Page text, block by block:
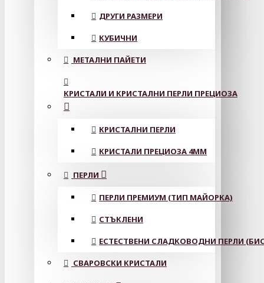
ДРУГИ РАЗМЕРИ
КУБИЧНИ
МЕТАЛНИ ПАЙЕТИ
КРИСТАЛИ И КРИСТАЛНИ ПЕРЛИ ПРЕЦИОЗА
КРИСТАЛНИ ПЕРЛИ
КРИСТАЛИ ПРЕЦИОЗА 4ММ
ПЕРЛИ
ПЕРЛИ ПРЕМИУМ (ТИП МАЙОРКА)
СТЪКЛЕНИ
ЕСТЕСТВЕНИ СЛАДКОВОДНИ ПЕРЛИ
СВАРОВСКИ КРИСТАЛИ